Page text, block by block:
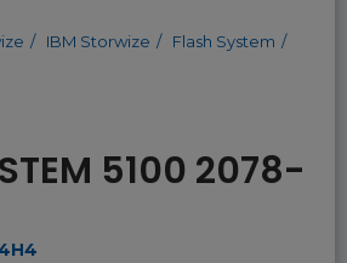
IBM Storwize Flash System
5100 2078-